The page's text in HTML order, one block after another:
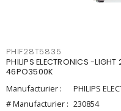
PHIF28T5835
PHILIPS ELECTRONICS -
46PO3500K
Manufacturier :
PHILIPS
# Manufacturier : 230854